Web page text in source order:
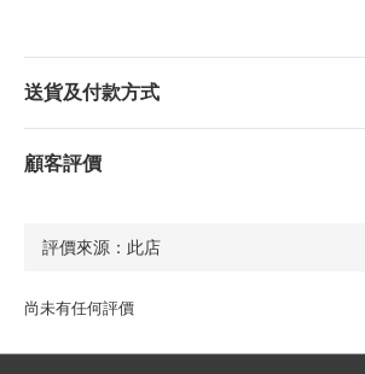
送貨及付款方式
顧客評價
尚未有任何評價